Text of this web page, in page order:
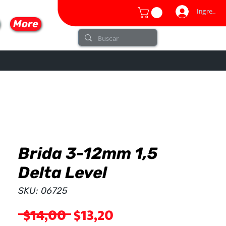
More
Ingresar
Brida 3-12mm 1,5
Delta Level
SKU: 06725
$14,00 Precio
$13,20